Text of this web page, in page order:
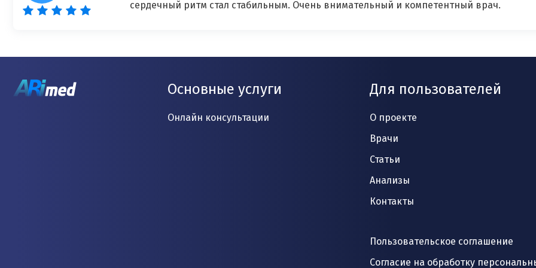
сердечный ритм стал стабильным. Очень внимательный и компетентный врач.
Основные услуги
Онлайн консультации
Для пользователей
О проекте
Врачи
Статьи
Анализы
Контакты
Пользовательское соглашение
Согласие на обработку